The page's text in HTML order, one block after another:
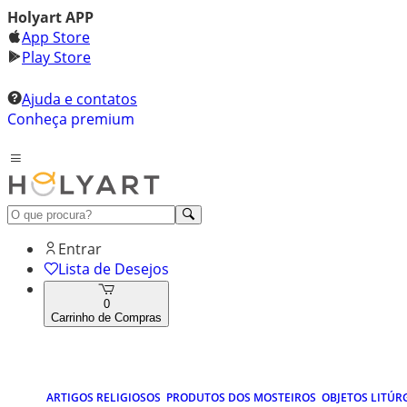
Holyart APP
App Store
Play Store
Ajuda e contatos
Conheça premium
Entrar
Lista de Desejos
0
Carrinho de Compras
ARTIGOS RELIGIOSOS PRODUTOS DOS MOSTEIROS OBJETOS